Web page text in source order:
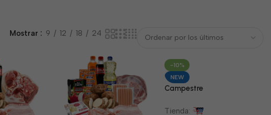
Mostrar 9 12 18 24
-10%
NEW
Campestre
Tienda: